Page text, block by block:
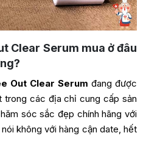
Clear Serum mua ở đâu
Out Clear Serum đang được
trong các địa chỉ cung cấp sản
sóc sắc đẹp chính hãng với
không với hàng cận date, hết